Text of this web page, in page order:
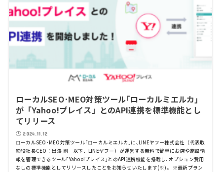
ローカルSEO･MEO対策ツール｢ローカルミエルカ｣
が「Yahoo!プレイス」とのAPI連携を標準機能とし
てリリース
2024.11.12
ローカルSEO･MEO対策ツール｢ローカルミエルカ｣に､LINEヤフー株式会社（代表取
締役社長CEO：出澤 剛 以下、LINEヤフー）が運営する無料で簡単にお店や施設情
報を管理できるツール｢Yahoo!プレイス｣とのAPI連携機能を搭載し､オプション費用
なしの標準機能としてリリースしたことをお知らせいたします(※)。 ※最新プラン